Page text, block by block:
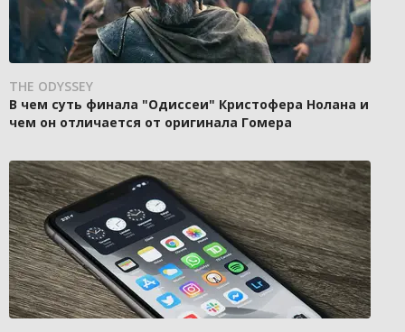
THE ODYSSEY
В чем суть финала "Одиссеи" Кристофера Нолана и
чем он отличается от оригинала Гомера